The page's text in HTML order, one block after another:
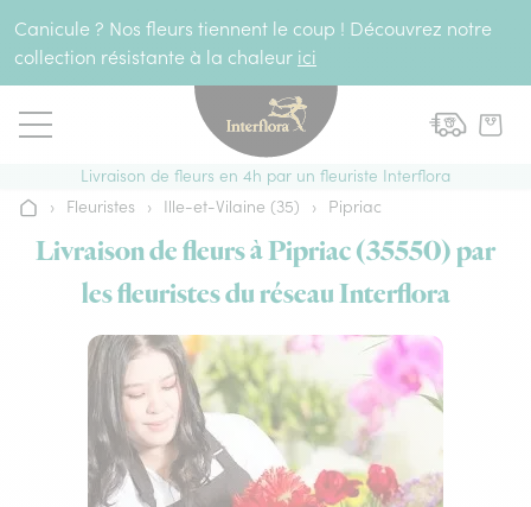
Canicule ? Nos fleurs tiennent le coup ! Découvrez notre
collection résistante à la chaleur ici
Livraison de fleurs en 4h par un fleuriste Interflora
Accueil
› Fleuristes › Ille-et-Vilaine (35) › Pipriac
Livraison de fleurs à Pipriac (35550) par
les fleuristes du réseau Interflora